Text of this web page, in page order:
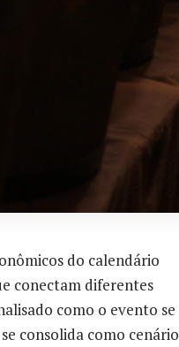
do calendário
conectam diferentes
como o evento se
consolida como cenário